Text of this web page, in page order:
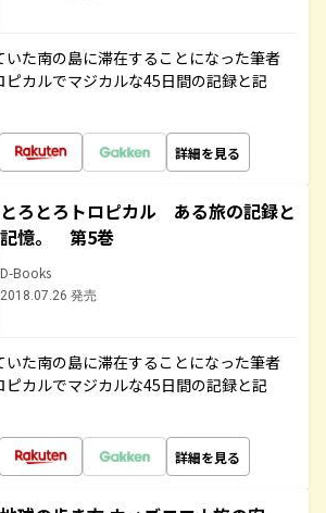
いた南の島に滞在することになった筆者
カルでマジカルな45日間の記録と記
詳細を見る
とろとろトロピカル ある旅の記録と
記憶。 第5巻
D-Books
2018.07.26 発売
いた南の島に滞在することになった筆者
カルでマジカルな45日間の記録と記
詳細を見る